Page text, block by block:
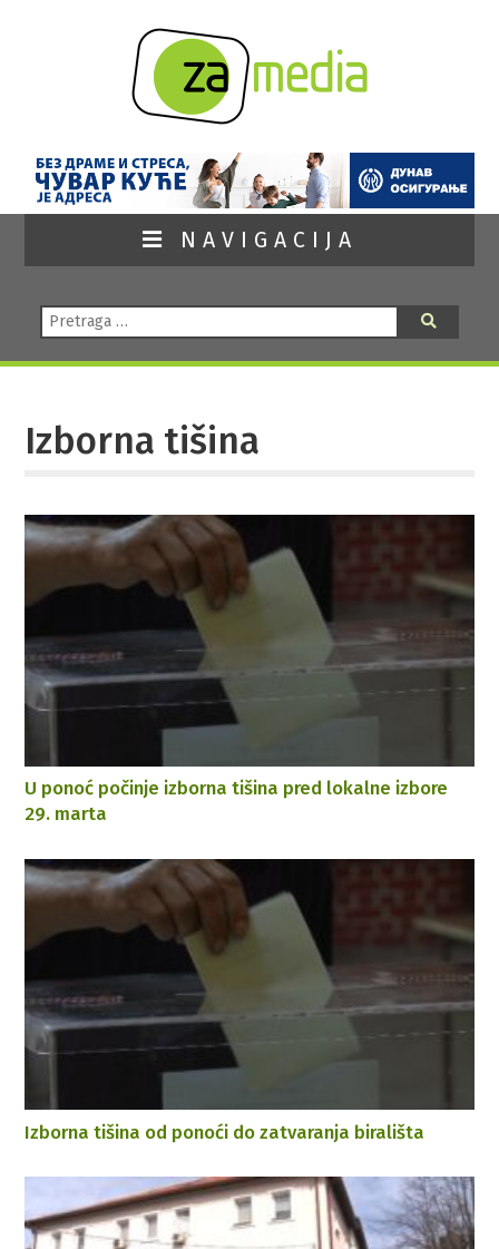
NAVIGACIJA
Pretraga:
Izborna tišina
U ponoć počinje izborna tišina pred lokalne izbore
29. marta
Izborna tišina od ponoći do zatvaranja birališta